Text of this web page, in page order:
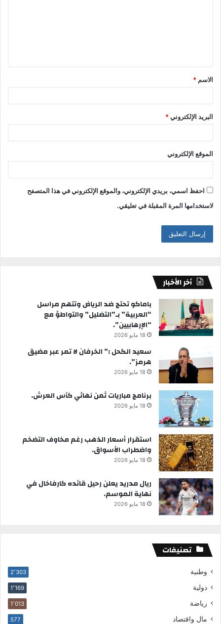
ق
*
الاسم *
البريد الإلكتروني*
الموقع الإلكتروني
احفظ اسمي، بريدي الإلكتروني، والموقع الإلكتروني في هذا المتصفح
لاستخدامها المرة المقبلة في تعليقي.
أخر الأخبار
باماكو تحتج ضد الرياض وتتهم مراسل
“العربية” بـ”التضليل” والتواطؤ مع
“الإرهابيين”.
18 مايو 2026
سعيد الكحل :” الخرفان لا تمر عبر مضيق
هرمز”.
18 مايو 2026
برنامج مباريات ثمن نهائي كأس العرش.
18 مايو 2026
استقرار أسعار الذهب رغم مخاوف التضخم
واضطراب الأسواق.
18 مايو 2026
ريال مدريد يعلن رحيل قائده كارفاخال في
نهاية الموسم.
18 مايو 2026
تصنيفات
وطنية 2٬303
دولية 1٬169
رياضة 1٬013
مال واقتصاد 577